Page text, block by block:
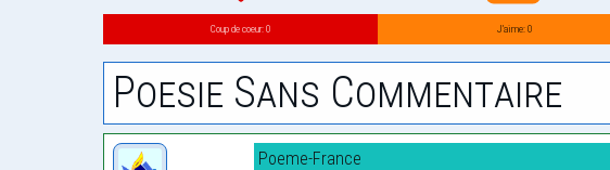
Coup de coeur: 0 J’aime: 0
Poesie Sans Commentaire
Poeme-France